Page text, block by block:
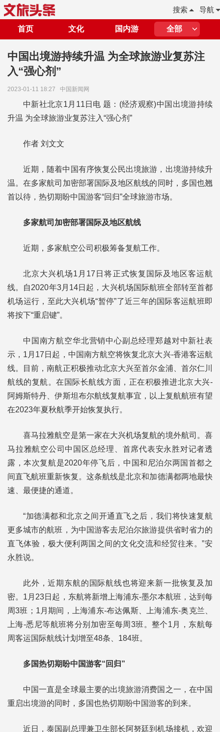
导航
搜索
首页 文化 国内游 全部
中国出境游持续升温 为全球旅游业复苏注
入“强心剂”
2023-01-11 18:27 中国新闻网
中新社北京1月11日电 题：(经济观察)中国出境游持续
升温 为全球旅游业复苏注入“强心剂”
作者 刘文文
近期，随着中国有序恢复公民出境旅游，出境游持续升
温。在多家航司加密部署国际及地区航线的同时，多国也翘
首以待，热切期盼中国游客“回归”全球旅游市场。
多家航司加密部署国际及地区航线
近期，多家航空公司积极筹备复航工作。
北京大兴机场1月17日将正式恢复国际及地区客运航
线。自2020年3月14日起，大兴机场国际航班全部转至首都
机场运行，至此大兴机场“暂停”了近三年的国际客运航班即
将按下“重启键”。
中国南方航空华北营销中心副总经理郑越对中新社表
示，1月17日起，中国南方航空将恢复北京大兴-香港客运航
线。目前，南航正积极推动北京大兴至首尔金浦、首尔仁川
航线的复航。在国际长航线方面，正在积极推进北京大兴-
阿姆斯特丹、伊斯坦布尔航线复航事宜，以上复航航班有望
在2023年夏秋航季开始恢复执行。
喜马拉雅航空是第一家在大兴机场复航的境外航司。喜
马拉雅航空公司中国区总经理、首席代表安永胜对记者透
露，本次复航是2020年停飞后，中国和尼泊尔两国首都之
间直飞航班重新恢复。这条航线是北京和加德满都两地最快
速、最便捷的通道。
“加德满都和北京之间开通直飞之后，我们将快速复航
更多城市的航班，为中国游客去尼泊尔旅游提供省时省力的
直飞体验，极大便利两国之间的文化交流和经贸往来。”安
永胜说。
此外，近期东航的国际航线也将迎来新一批恢复及加
密。1月23日起，东航将新增上海浦东-墨尔本航班，达到每
周3班；1月期间，上海浦东-布达佩斯、上海浦东-奥克兰、
上海-悉尼等航班将分别加密至每周3班。整个1月，东航每
周客运国际航线计划增至48条、184班。
多国热切期盼中国游客“回归”
中国一直是全球最主要的出境旅游消费国之一，在中国
重启出境游的同时，多国也热切期盼中国游客的到来。
近日，泰国副总理兼卫生部长阿努廷到机场接机，欢迎